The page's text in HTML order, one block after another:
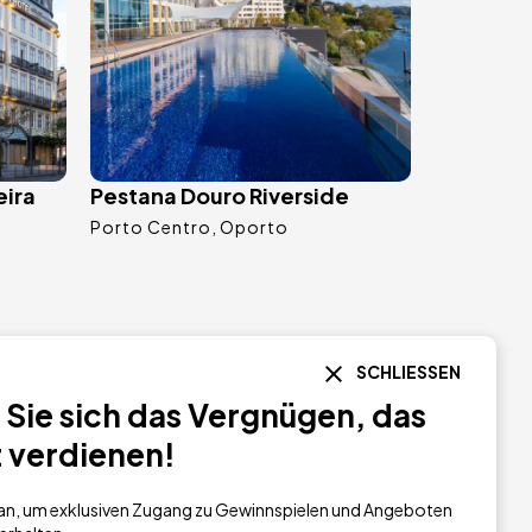
Pestana Douro Riverside
Porto Centro Oporto
Bild
SCHLIESSEN
sich das Vergnügen, das
verdienen!
um exklusiven Zugang zu Gewinnspielen und Angeboten